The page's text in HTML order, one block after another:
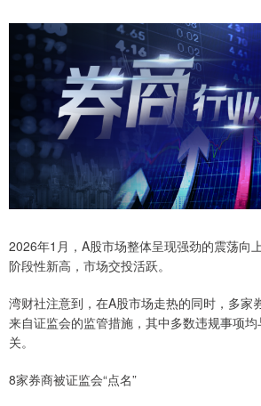
2026年1月，A股市场整体呈现强劲的震荡向
阶段性新高，市场交投活跃。
湾财社注意到，在A股市场走热的同时，多家
来自证监会的监管措施，其中多数违规事项
关。
8家券商被证监会“点名”